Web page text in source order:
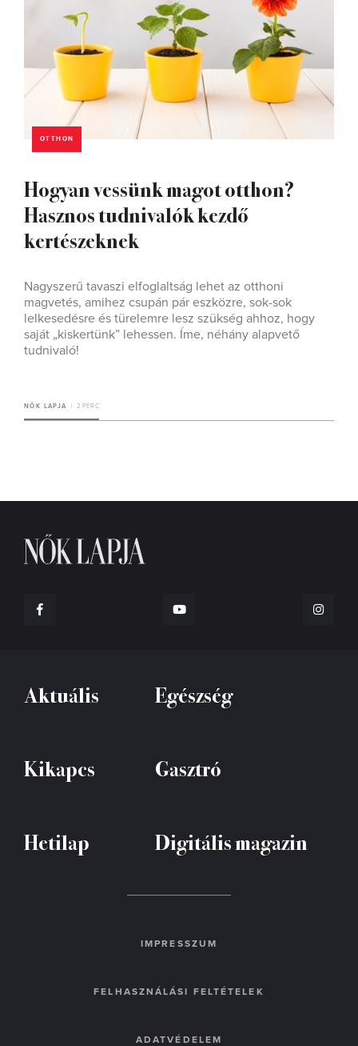
OTTHON
Hogyan vessünk magot otthon?
Hasznos tudnivalók kezdő
kertészeknek
Nagyszerű tavaszi elfoglaltság lehet az otthoni
magvetés, amihez csupán pár eszközre, sok-sok
lelkesedésre és türelemre lesz szükség ahhoz, hogy
saját „kiskertünk” lehessen. Íme, néhány alapvető
tudnivaló!
NŐK LAPJA 2 PERC
Aktuális Egészség
Kikapcs Gasztró
Hetilap Digitális magazin
IMPRESSZUM
FELHASZNÁLÁSI FELTÉTELEK
ADATVÉDELEM